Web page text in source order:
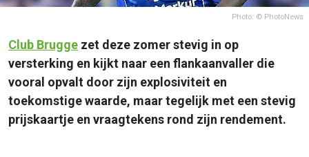
Photo: © PhotoNews
Club Brugge zet deze zomer stevig in op
versterking en kijkt naar een flankaanvaller die
vooral opvalt door zijn explosiviteit en
toekomstige waarde, maar tegelijk met een stevig
prijskaartje en vraagtekens rond zijn rendement.